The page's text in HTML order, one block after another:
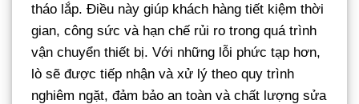
tháo lắp. Điều này giúp khách hàng tiết kiệm thời
gian, công sức và hạn chế rủi ro trong quá trình
vận chuyển thiết bị. Với những lỗi phức tạp hơn,
lò sẽ được tiếp nhận và xử lý theo quy trình
nghiêm ngặt, đảm bảo an toàn và chất lượng sửa